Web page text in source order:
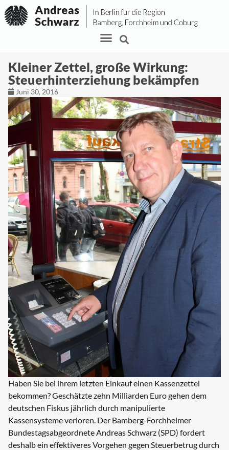
Kleiner Zettel, große Wirkung:
Steuerhinterziehung bekämpfen
Juni 30, 2016
Haben Sie bei ihrem letzten Einkauf einen Kassenzettel
bekommen? Geschätzte zehn Milliarden Euro gehen dem
deutschen Fiskus jährlich durch manipulierte
Kassensysteme verloren. Der Bamberg-Forchheimer
Bundestags­abgeordnete Andreas Schwarz (SPD) fordert
deshalb ein effektiveres Vorgehen gegen Steuerbetrug durch